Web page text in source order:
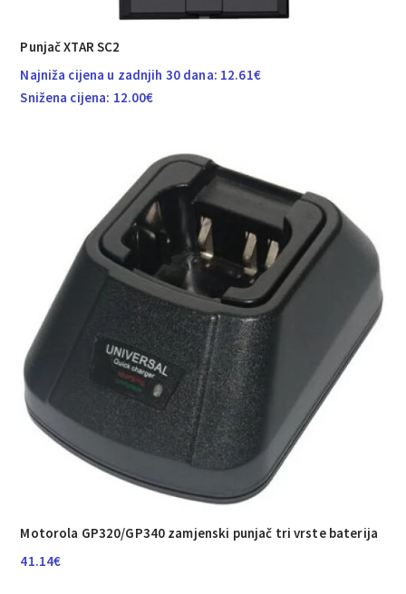
Punjač XTAR SC2
Najniža cijena u zadnjih 30 dana: 12.61€
Snižena cijena: 12.00€
Motorola GP320/GP340 zamjenski punjač tri vrste baterija
41.14€